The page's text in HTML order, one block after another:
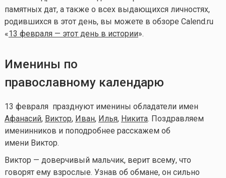
памятных дат, а также о всех выдающихся личностях,
родившихся в этот день, вы можете в обзоре Calend.ru
«13 февраля — этот день в истории».
Именины по
православному календарю
13 февраля празднуют именины обладатели имен
Афанасий, Виктор, Иван, Илья, Никита. Поздравляем
именинников и поподробнее расскажем об
имени Виктор.
Виктор — доверчивый мальчик, верит всему, что
говорят ему взрослые. Узнав об обмане, он сильно